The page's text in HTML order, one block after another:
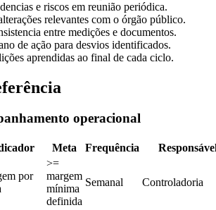
e riscos em reunião periódica.
relevantes com o órgão público.
entre medições e documentos.
de ação para desvios identificados.
aprendidas ao final de cada ciclo.
operacional
Meta Frequência
por
>=
margem
mínima
definida
Semanal Controladoria